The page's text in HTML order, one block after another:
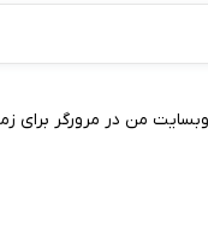
وبسایت من در مرورگر برای